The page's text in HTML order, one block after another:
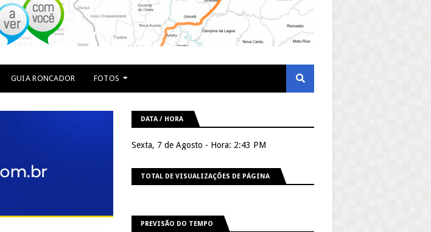
GUIA RONCADOR FOTOS
DATA / HORA
Sexta, 7 de Agosto - Hora: 2:43 PM
TOTAL DE VISUALIZAÇÕES DE PÁGINA
PREVISÃO DO TEMPO